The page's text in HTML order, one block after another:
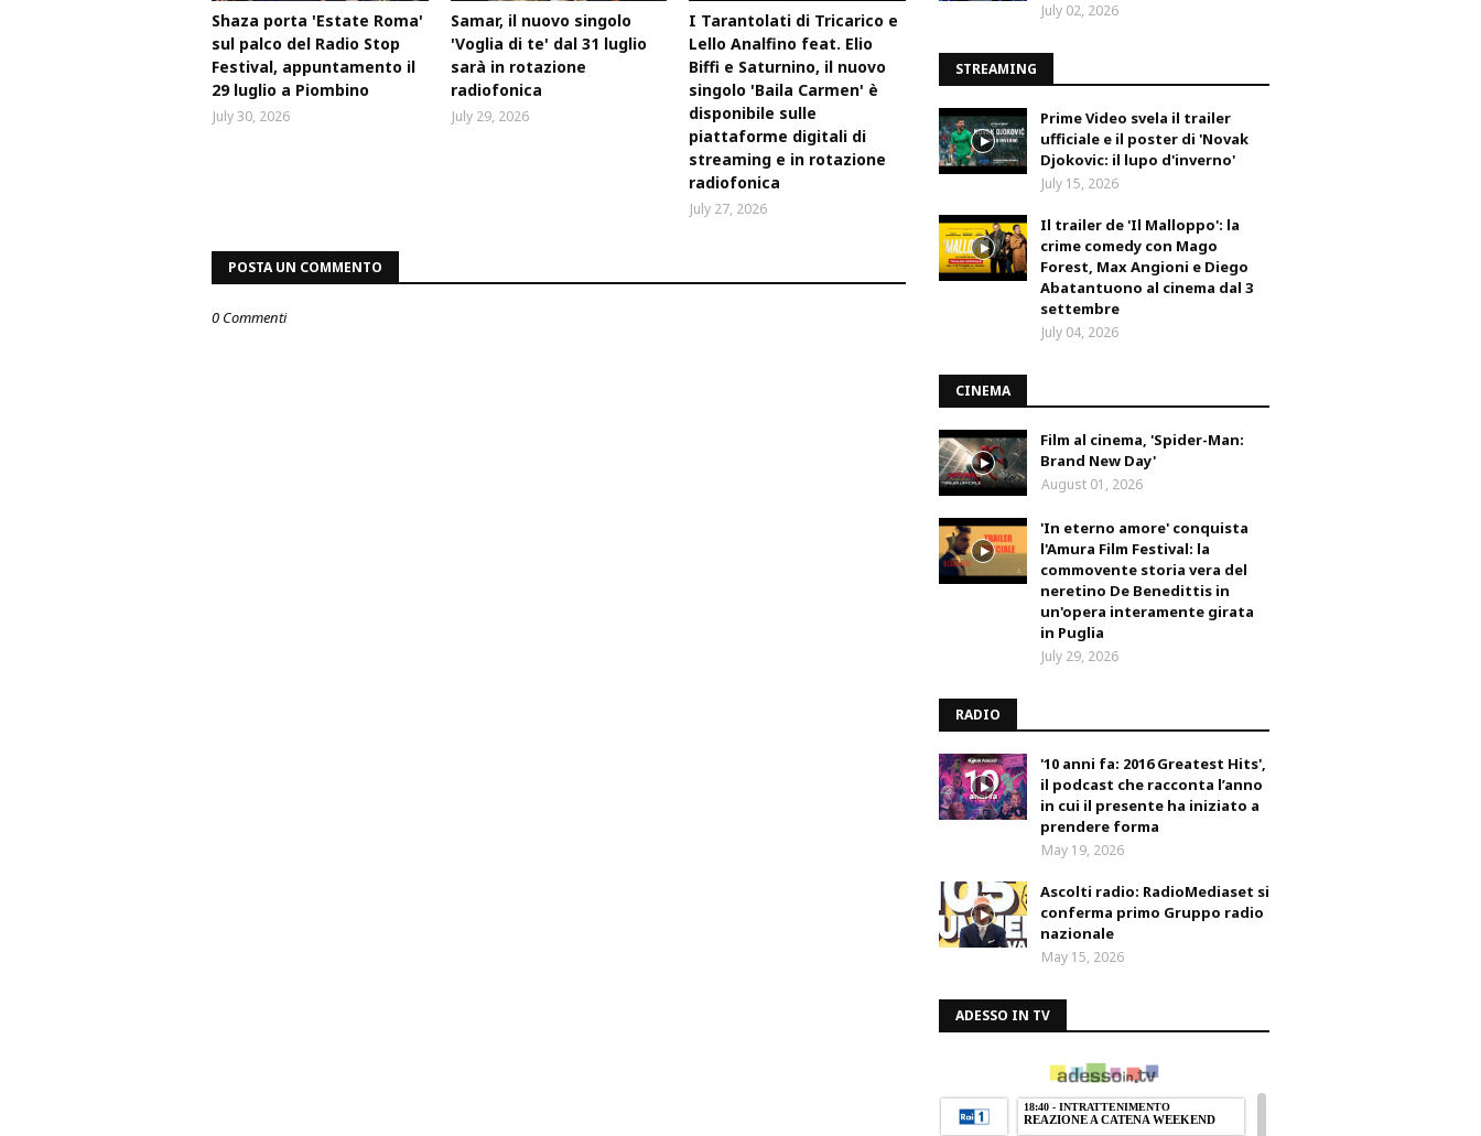
Shaza porta 'Estate Roma'
sul palco del Radio Stop
Festival, appuntamento il
29 luglio a Piombino
July 30, 2026
Samar, il nuovo singolo
'Voglia di te' dal 31 luglio
sarà in rotazione
radiofonica
July 29, 2026
I Tarantolati di Tricarico e
Lello Analfino feat. Elio
Biffi e Saturnino, il nuovo
singolo 'Baila Carmen' è
disponibile sulle
piattaforme digitali di
streaming e in rotazione
radiofonica
July 27, 2026
POSTA UN COMMENTO
0 Commenti
July 02, 2026
STREAMING
Prime Video svela il trailer
ufficiale e il poster di 'Novak
Djokovic: il lupo d'inverno'
July 15, 2026
Il trailer de 'Il Malloppo': la
crime comedy con Mago
Forest, Max Angioni e Diego
Abatantuono al cinema dal 3
settembre
July 04, 2026
CINEMA
Film al cinema, 'Spider-Man:
Brand New Day'
August 01, 2026
'In eterno amore' conquista
l'Amura Film Festival: la
commovente storia vera del
neretino De Benedittis in
un'opera interamente girata
in Puglia
July 29, 2026
RADIO
'10 anni fa: 2016 Greatest Hits',
il podcast che racconta l’anno
in cui il presente ha iniziato a
prendere forma
May 19, 2026
Ascolti radio: RadioMediaset si
conferma primo Gruppo radio
nazionale
May 15, 2026
ADESSO IN TV